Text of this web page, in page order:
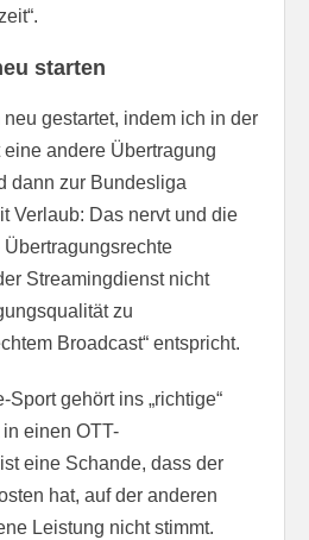
starten
neu gestartet, indem ich in der
andere Übertragung
dann zur Bundesliga
Verlaub: Das nervt und die
Streamingdienst nicht
zu
Broadcast“ entspricht.
Sport gehört ins „richtige“
einen OTT-
eine Schande, dass der
hat, auf der anderen
Leistung nicht stimmt.